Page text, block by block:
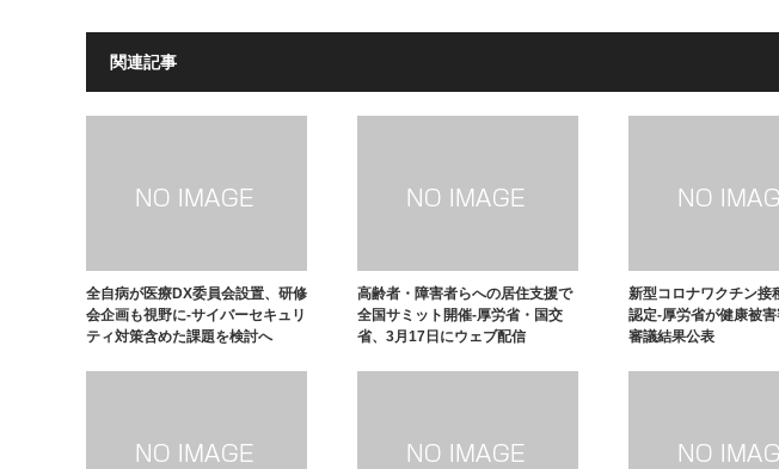
関連記事
全自病が医療DX委員会設置、研修
会企画も視野に-サイバーセキュリ
ティ対策含めた課題を検討へ
高齢者・障害者らへの居住支援で
全国サミット開催-厚労省・国交
省、3月17日にウェブ配信
新型コロナワクチン接
認定-厚労省が健康被
審議結果公表